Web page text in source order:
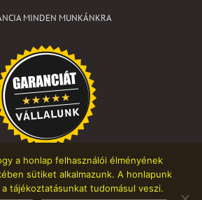
MINDEN MUNKÁNKRA
a honlap felhasználói élményének
sütiket alkalmazunk. A honlapunk
a tájékoztatásunkat tudomásul veszi.